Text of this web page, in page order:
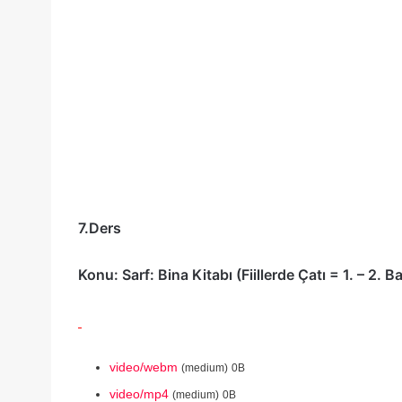
7.Ders
Konu: Sarf: Bina Kitabı (Fiillerde Çatı = 1. – 2.
video/webm (medium) 0B
video/mp4 (medium) 0B